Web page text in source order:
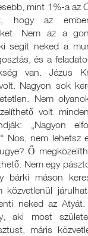
mint 1%-a az
hogy az
Nem az a
segít neked a
és a
van. Jézus
Nagyon sok
Nem
volt
„Nagyon
Nos, nem lehetsz
Ő
Nem egy
bárki máson
közvetlenül
neked az
aki most
máris